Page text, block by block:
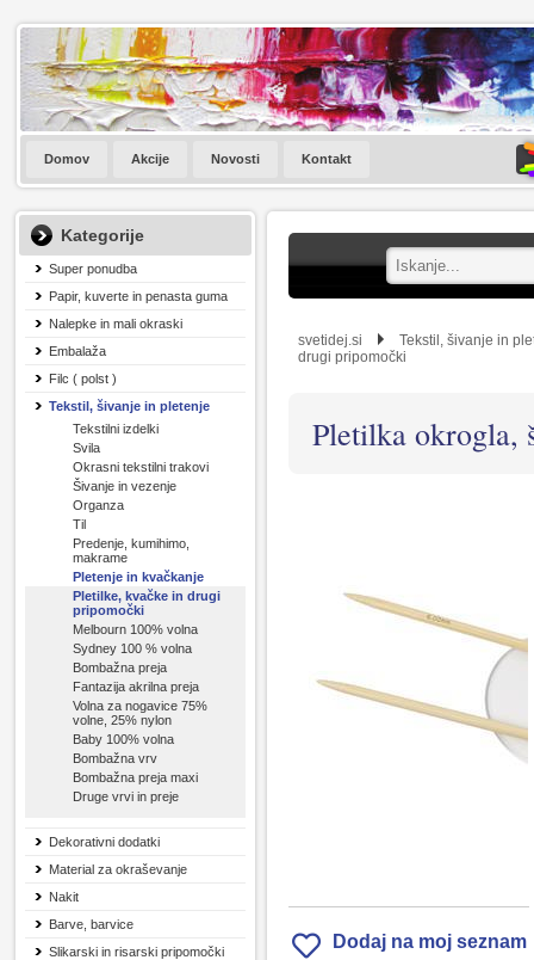
Domov Akcije Novosti Kontakt
Kategorije
Super ponudba
Papir, kuverte in penasta guma
Nalepke in mali okraski
Embalaža
Filc ( polst )
Tekstil, šivanje in pletenje
Tekstilni izdelki
Svila
Okrasni tekstilni trakovi
Šivanje in vezenje
Organza
Til
Predenje, kumihimo,
makrame
Pletenje in kvačkanje
Pletilke, kvačke in drugi
pripomočki
Melbourn 100% volna
Sydney 100 % volna
Bombažna preja
Fantazija akrilna preja
Volna za nogavice 75%
volne, 25% nylon
Baby 100% volna
Bombažna vrv
Bombažna preja maxi
Druge vrvi in preje
Dekorativni dodatki
Material za okraševanje
Nakit
Barve, barvice
Slikarski in risarski pripomočki
svetidej.si
Tekstil, šivanje in
drugi pripomočki
Pletilka okrogla,
Dodaj na moj seznam